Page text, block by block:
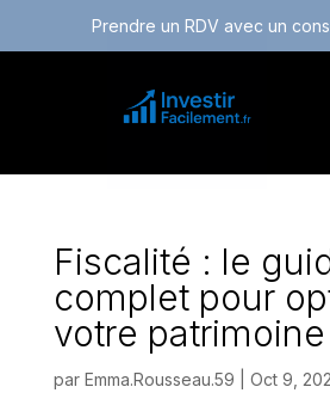
Prendre un RDV avec un
Fiscalité : le
complet pour
votre
par Emma.Rousseau.59 Oct 9,